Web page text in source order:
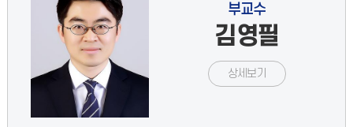
부교수
김영필
상세보기